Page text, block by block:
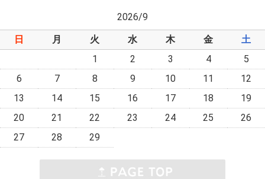
2026/9
日
月 火 水 木 金
土
1
2 3 4
5
6
7 8 9 10 11
12
13
14 15 16 17 18
19
20
21 22 23 24 25
26
27
28 29